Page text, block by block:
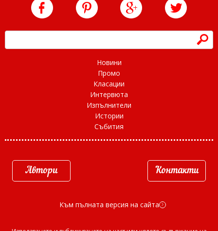
h
Новини
Промо
Класации
Интервюта
Изпълнители
Истории
Събития
Автори Контакти
Към пълната версия на сайта d